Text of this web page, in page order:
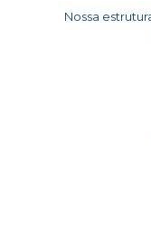
Nossa